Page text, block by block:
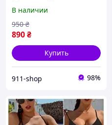
В наличии
890₴
950 ₴
Купить
911-shop 98%